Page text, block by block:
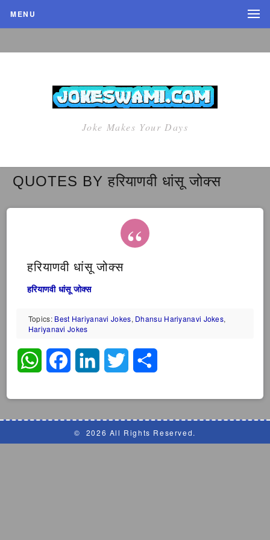
MENU
Joke Makes Your Days
QUOTES BY हरियाणवी धांसू जोक्स
हरियाणवी धांसू जोक्स
हरियाणवी धांसू जोक्स
Topics: Best Hariyanavi Jokes, Dhansu Hariyanavi Jokes,
Hariyanavi Jokes
WhatsAppFacebookLinkedInTwitter
© 2026 All Rights Reserved.